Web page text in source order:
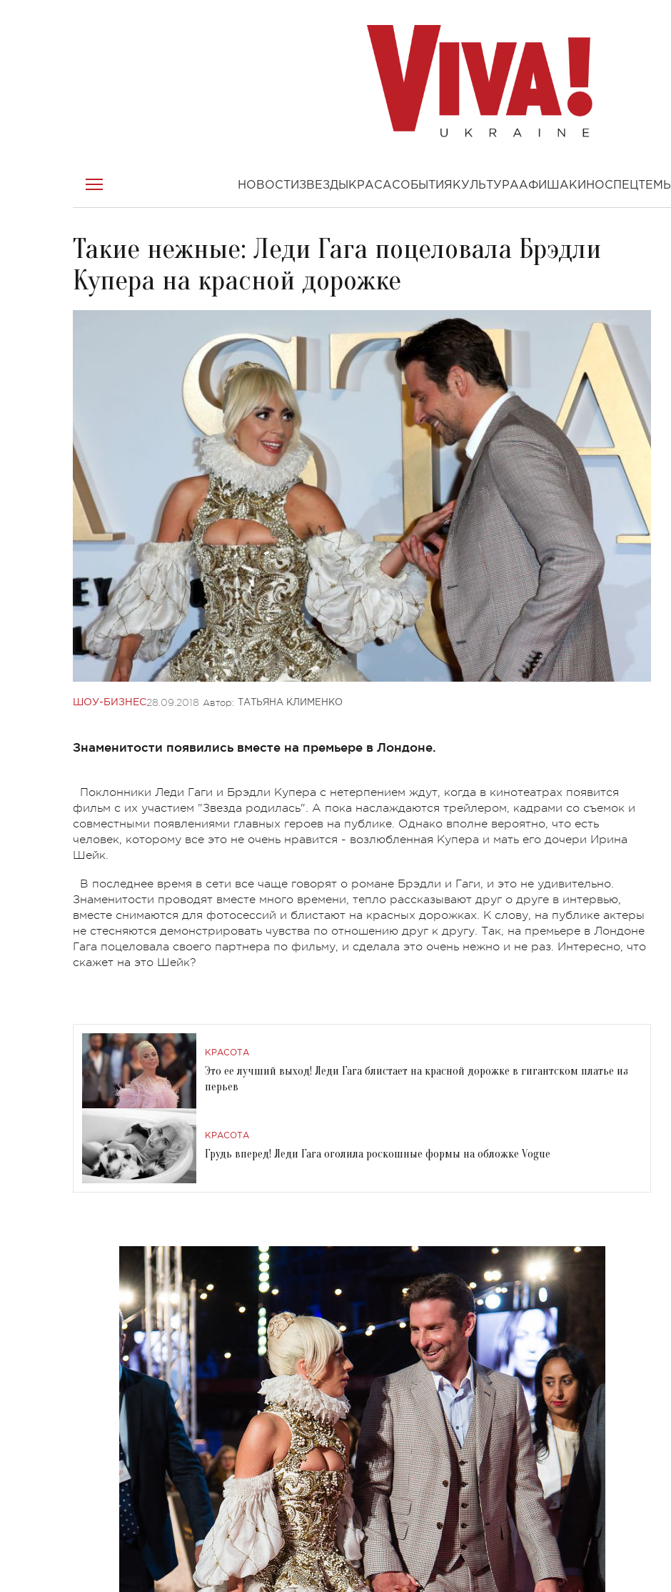
НОВОСТИ ЗВЕЗДЫ КРАСАСОБЫТИЯ КУЛЬТУРААФИША КИНОСПЕЦТЕМЫ
Такие нежные: Леди Гага поцеловала Брэдли
Купера на красной дорожке
ШОУ-БИЗНЕС28.09.2018 Автор: ТАТЬЯНА КЛИМЕНКО
Знаменитости появились вместе на премьере в Лондоне.
Поклонники Леди Гаги и Брэдли Купера с нетерпением ждут, когда в кинотеатрах появится
фильм с их участием "Звезда родилась". А пока наслаждаются трейлером, кадрами со съемок и
совместными появлениями главных героев на публике. Однако вполне вероятно, что есть
человек, которому все это не очень нравится - возлюбленная Купера и мать его дочери Ирина
Шейк.
В последнее время в сети все чаще говорят о романе Брэдли и Гаги, и это не удивительно.
Знаменитости проводят вместе много времени, тепло рассказывают друг о друге в интервью,
вместе снимаются для фотосессий и блистают на красных дорожках. К слову, на публике актеры
не стесняются демонстрировать чувства по отношению друг к другу. Так, на премьере в Лондоне
Гага поцеловала своего партнера по фильму, и сделала это очень нежно и не раз. Интересно, что
скажет на это Шейк?
КРАСОТА
Это ее лучший выход! Леди Гага блистает на красной дорожке в гигантском платье из
перьев
КРАСОТА
Грудь вперед! Леди Гага оголила роскошные формы на обложке Vogue